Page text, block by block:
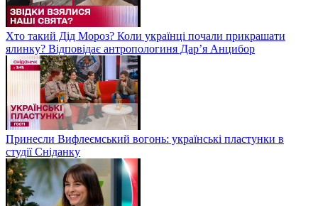
Хто такий Дід Мороз? Коли українці почали прикрашати
ялинку? Відповідає антропологиня Дарʼя Анцибор
Принесли Вифлеємський вогонь: українські пластунки в
студії Сніданку